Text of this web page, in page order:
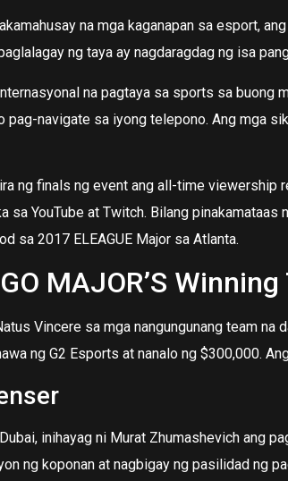
na mga kaganapan sa esport,
ng taya ay nagdaragdag ng isa
na pagtaya sa sports sa buong
pag-navigate sa iyong telepono. Ang mga
ng finals ng event ang all-time viewership
sa YouTube at Twitch. Bilang pinakamataas
sa 2017 ELEAGUE Major sa Atlanta.
MAJOR’S
Vincere sa mga nangungunang team na
ng G2 Esports at nanalo ng $300,000.
inihayag ni Murat Zhumashevich ang
ng koponan at nagbigay ng pasilidad ng